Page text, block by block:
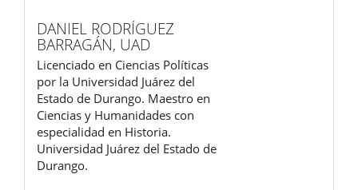
DANIEL RODRÍGUEZ
BARRAGÁN, UAD
Licenciado en Ciencias Políticas
por la Universidad Juárez del
Estado de Durango. Maestro en
Ciencias y Humanidades con
especialidad en Historia.
Universidad Juárez del Estado de
Durango.